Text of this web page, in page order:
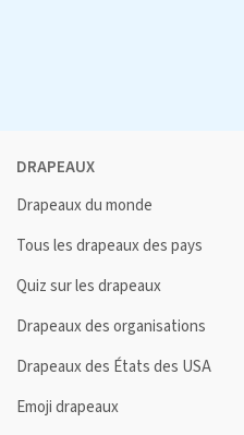
DRAPEAUX
Drapeaux du monde
Tous les drapeaux des pays
Quiz sur les drapeaux
Drapeaux des organisations
Drapeaux des États des USA
Emoji drapeaux